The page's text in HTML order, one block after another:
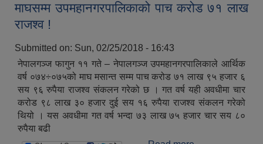
को कडाई !
माघसम्म उपमहानगरपालिकाको पाच करोड ७१ लाख
राजश्व !
Submitted on: Sun, 02/25/2018 - 16:43
नेपालगञ्ज फागुन ११ गते – नेपालगञ्ज उपमहानगरपालिकाले आर्थिक
वर्ष ०७४÷०७५को माघ मसान्त सम्म पाच करोड ७१ लाख ९५ हजार ६
सय ९६ रुपैया राजश्व संकलन गरेको छ । गत वर्ष यही अवधीमा चार
करोड ९८ लाख ३० हजार दुई सय १६ रुपैया राजश्व संकलन गरेको
थियो । यस अवधीमा गत वर्ष भन्दा ७३ लाख ७५ हजार चार सय ८०
रुपैया बढी